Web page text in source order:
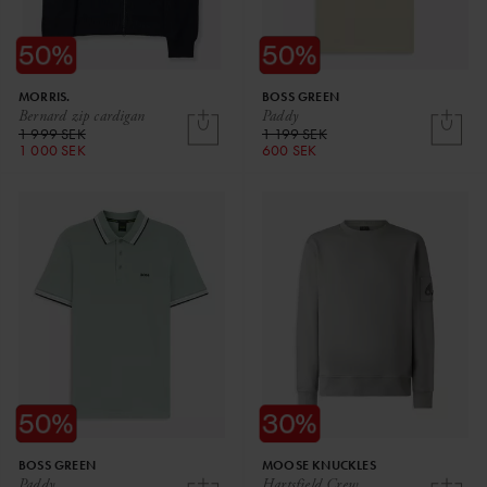
Bernard zip cardigan
MORRIS.
1 999 SEK
1 000 SEK
Paddy
BOSS GREEN
1 199 SEK
600 SEK
BOSS GREEN MOOSE KNUCKLES